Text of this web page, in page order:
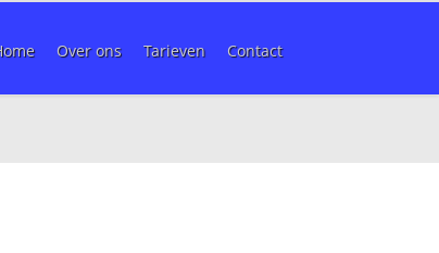
Over ons Tarieven Contact